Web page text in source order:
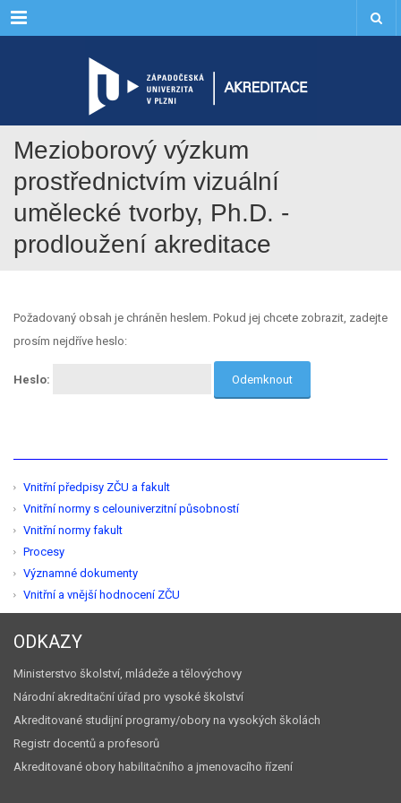
Menu
Mezioborový výzkum
prostřednictvím vizuální
umělecké tvorby, Ph.D. -
prodloužení akreditace
Požadovaný obsah je chráněn heslem. Pokud jej chcete zobrazit, zadejte
prosím nejdříve heslo:
Heslo:
Vnitřní předpisy ZČU a fakult
Vnitřní normy s celouniverzitní působností
Vnitřní normy fakult
Procesy
Významné dokumenty
Vnitřní a vnější hodnocení ZČU
ODKAZY
Ministerstvo školství, mládeže a tělovýchovy
Národní akreditační úřad pro vysoké školství
Akreditované studijní programy/obory na vysokých školách
Registr docentů a profesorů
Akreditované obory habilitačního a jmenovacího řízení